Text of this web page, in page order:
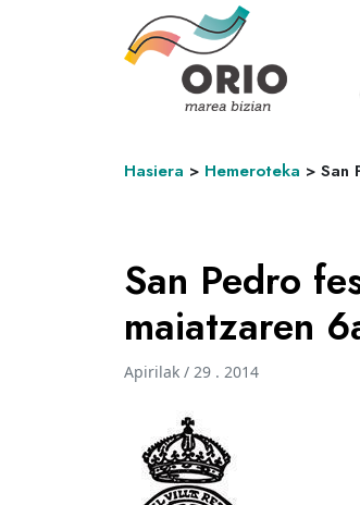
Hasiera > Hemeroteka > San
San Pedro
maiatzaren
Apirilak / 29 . 2014